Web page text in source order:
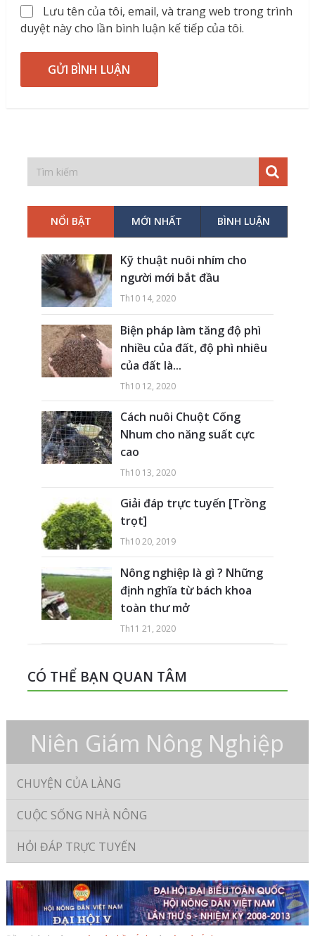
Lưu tên của tôi, email, và trang web trong trình
duyệt này cho lần bình luận kế tiếp của tôi.
NỔI BẬT MỚI NHẤT BÌNH LUẬN
Kỹ thuật nuôi nhím cho
người mới bắt đầu
Th10 14, 2020
Biện pháp làm tăng độ phì
nhiều của đất, độ phì nhiêu
của đất là...
Th10 12, 2020
Cách nuôi Chuột Cống
Nhum cho năng suất cực
cao
Th10 13, 2020
Giải đáp trực tuyến [Trồng
trọt]
Th10 20, 2019
Nông nghiệp là gì ? Những
định nghĩa từ bách khoa
toàn thư mở
Th11 21, 2020
CÓ THỂ BẠN QUAN TÂM
Niên Giám Nông Nghiệp
CHUYỆN CỦA LÀNG
CUỘC SỐNG NHÀ NÔNG
HỎI ĐÁP TRỰC TUYẾN